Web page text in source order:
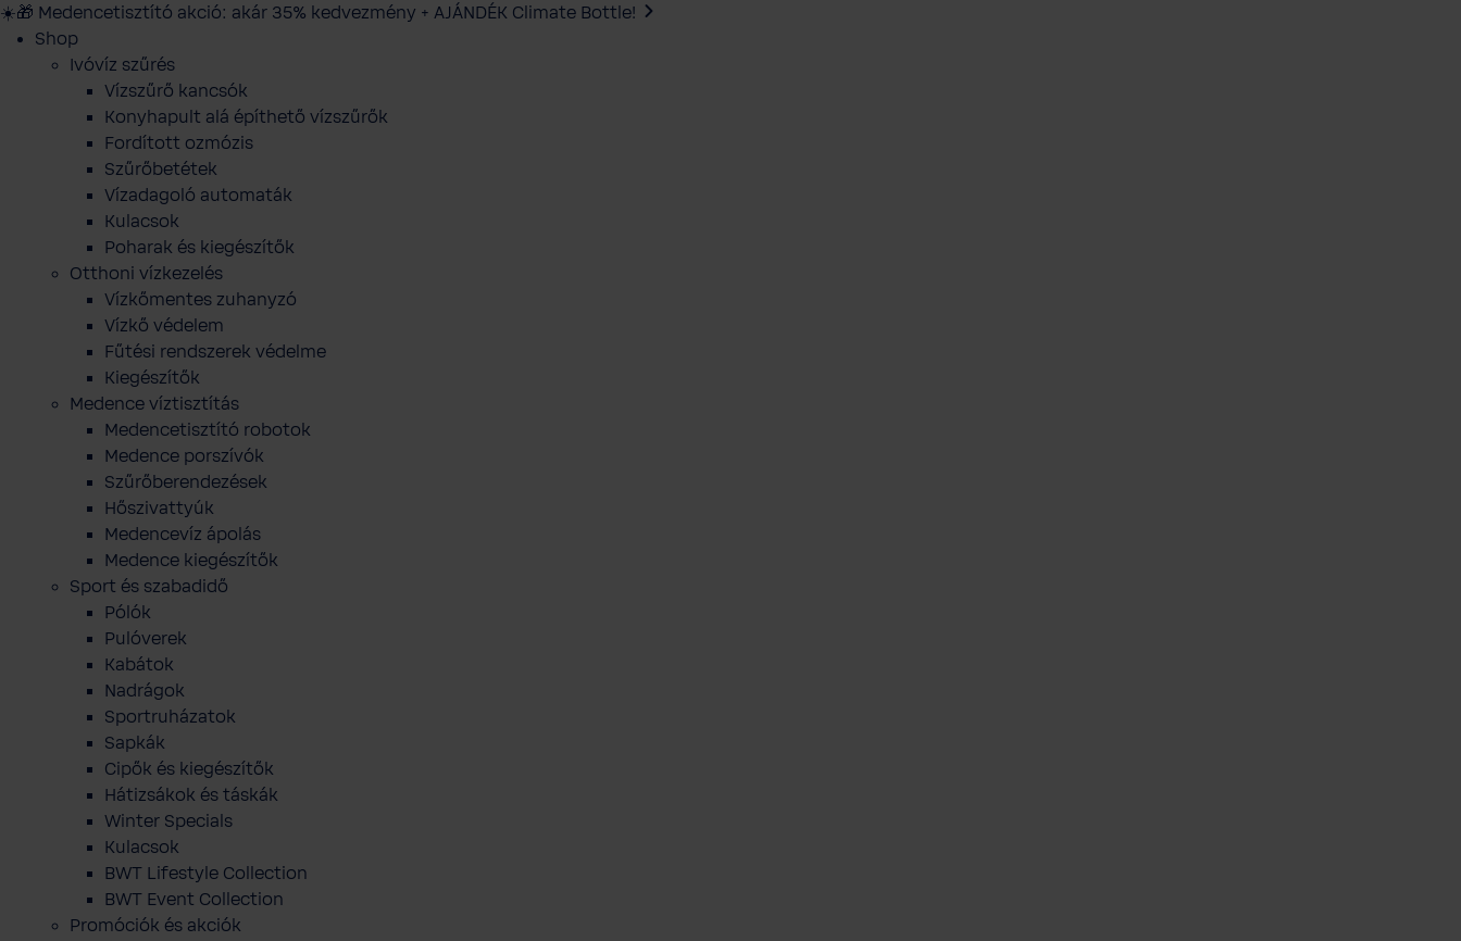
☀️🎁 Medencetisztító akció: akár 35% kedvezmény + AJÁNDÉK Climate Bottle!
Shop
Ivóvíz szűrés
Vízszűrő kancsók
Konyhapult alá építhető vízszűrők
Fordított ozmózis
Szűrőbetétek
Vízadagoló automaták
Kulacsok
Poharak és kiegészítők
Otthoni vízkezelés
Vízkőmentes zuhanyzó
Vízkő védelem
Fűtési rendszerek védelme
Kiegészítők
Medence víztisztítás
Medencetisztító robotok
Medence porszívók
Szűrőberendezések
Hőszivattyúk
Medencevíz ápolás
Medence kiegészítők
Sport és szabadidő
Pólók
Pulóverek
Kabátok
Nadrágok
Sportruházatok
Sapkák
Cipők és kiegészítők
Hátizsákok és táskák
Winter Specials
Kulacsok
BWT Lifestyle Collection
BWT Event Collection
Promóciók és akciók